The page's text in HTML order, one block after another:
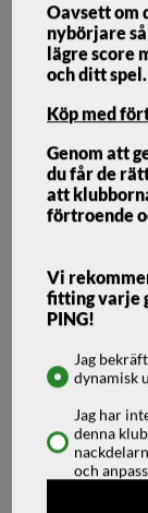
PING
PING G440
Om du behöver
draw-främjande
fairway.
4 599
4 299
Välj Fattning
Oavsett om
nybörjare
lägre score
och ditt spel.
Köp med
Genom att
du får de
att
förtroende
Vi
fitting varje
PING!
Jag
dynamisk
Jag har
denna
och